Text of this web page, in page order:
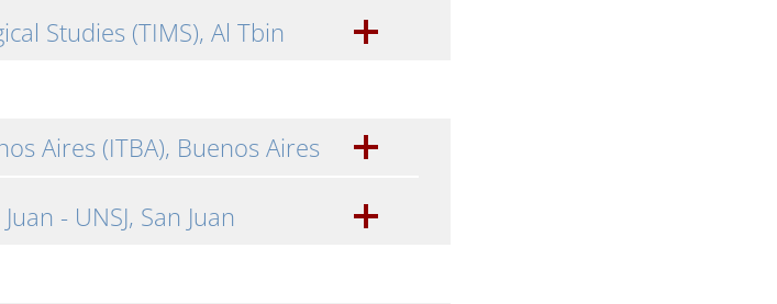
Studies (TIMS), Al Tbin
Aires (ITBA), Buenos Aires
- UNSJ, San Juan